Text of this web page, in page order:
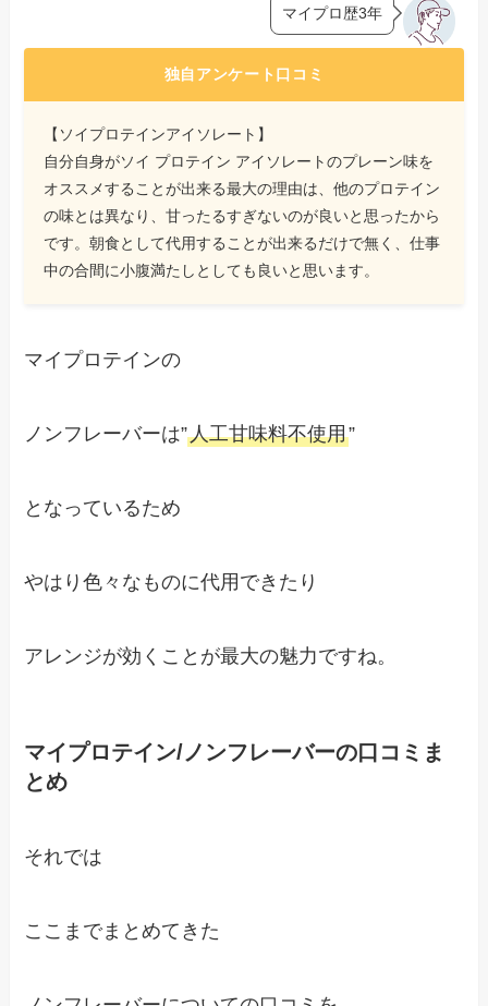
マイプロ歴3年
独自アンケート口コミ
【ソイプロテインアイソレート】
自分自身がソイ プロテイン アイソレートのプレーン味を
オススメすることが出来る最大の理由は、他のプロテイン
の味とは異なり、甘ったるすぎないのが良いと思ったから
です。朝食として代用することが出来るだけで無く、仕事
中の合間に小腹満たしとしても良いと思います。
マイプロテインの
ノンフレーバーは”人工甘味料不使用”
となっているため
やはり色々なものに代用できたり
アレンジが効くことが最大の魅力ですね。
マイプロテイン/ノンフレーバーの口コミま
とめ
それでは
ここまでまとめてきた